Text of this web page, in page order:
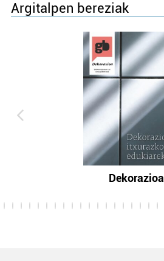
Argitalpen bereziak
Dekorazioa